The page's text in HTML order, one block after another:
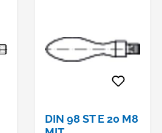
DIN 98 ST E 20 M8